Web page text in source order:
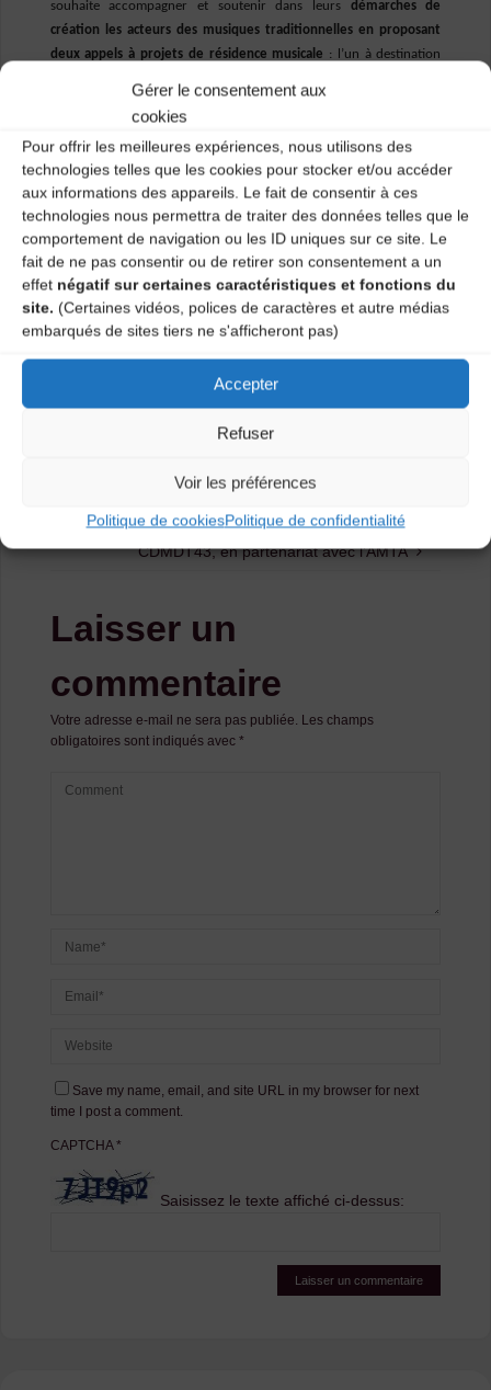
Gérer le consentement aux
cookies
Pour offrir les meilleures expériences, nous utilisons des
technologies telles que les cookies pour stocker et/ou accéder
aux informations des appareils. Le fait de consentir à ces
technologies nous permettra de traiter des données telles que le
comportement de navigation ou les ID uniques sur ce site. Le
fait de ne pas consentir ou de retirer son consentement a un
effet négatif sur certaines caractéristiques et fonctions du
site. (Certaines vidéos, polices de caractères et autre médias
embarqués de sites tiers ne s'afficheront pas)
Accepter
Refuser
Voir les préférences
Politique de cookiesPolitique de confidentialité
souhaite accompagner et soutenir dans leurs démarches de
création les acteurs des musiques traditionnelles en proposant
deux appels à projets de résidence musicale : l’un à destination
2 sessions par an pour le dispositif amateur > Date
limite de rendu du dossier de la deuxième session :
Lundi 15 Novembre 2021
Pour en savoir plus sur le soutien, les critères pour
candidater et les documents à fournir, cliquer sur
les PDF ci-dessous >
Soutien à la résidence > groupes amateurs
besoin de précisions
sur cet appel à projet, n’hésitez pas à nous
vives » issu du dernier projet de collecte du
CDMDT43, en partenariat avec l’AMTA
Laisser un
commentaire
Votre adresse e-mail ne sera pas publiée. Les champs
obligatoires sont indiqués avec *
Save my name, email, and site URL in my browser for next
time I post a comment.
CAPTCHA*
Saisissez le texte affiché ci-dessus: